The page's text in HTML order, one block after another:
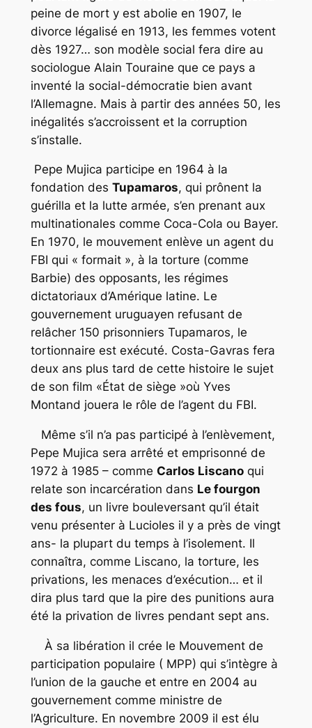
peine de mort y est abolie en 1907, le
divorce légalisé en 1913, les femmes votent
dès 1927… son modèle social fera dire au
sociologue Alain Touraine que ce pays a
inventé la social-démocratie bien avant
l’Allemagne. Mais à partir des années 50, les
inégalités s’accroissent et la corruption
s’installe.
Pepe Mujica participe en 1964 à la
fondation des Tupamaros, qui prônent la
guérilla et la lutte armée, s’en prenant aux
multinationales comme Coca-Cola ou Bayer.
En 1970, le mouvement enlève un agent du
FBI qui « formait », à la torture (comme
Barbie) des opposants, les régimes
dictatoriaux d’Amérique latine. Le
gouvernement uruguayen refusant de
relâcher 150 prisonniers Tupamaros, le
tortionnaire est exécuté. Costa-Gavras fera
deux ans plus tard de cette histoire le sujet
de son film «État de siège »où Yves
Montand jouera le rôle de l’agent du FBI.
Même s’il n’a pas participé à l’enlèvement,
Pepe Mujica sera arrêté et emprisonné de
1972 à 1985 – comme Carlos Liscanoqui
relate son incarcération dans Le fourgon
des fous, un livre bouleversant qu’il était
venu présenter à Lucioles il y a près de vingt
ans- la plupart du temps à l’isolement. Il
connaîtra, comme Liscano, la torture, les
privations, les menaces d’exécution… et il
dira plus tard que la pire des punitions aura
été la privation de livres pendant sept ans.
À sa libération il crée le Mouvement de
participation populaire ( MPP) qui s’intègre à
l’union de la gauche et entre en 2004 au
gouvernement comme ministre de
l’Agriculture. En novembre 2009 il est élu